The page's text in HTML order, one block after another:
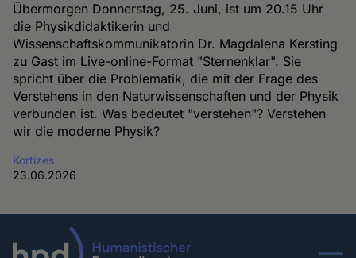
Übermorgen Donnerstag, 25. Juni, ist um 20.15 Uhr
die Physikdidaktikerin und
Wissenschaftskommunikatorin Dr. Magdalena Kersting
zu Gast im Live-online-Format "Sternenklar". Sie
spricht über die Problematik, die mit der Frage des
Verstehens in den Naturwissenschaften und der Physik
verbunden ist. Was bedeutet "verstehen"? Verstehen
wir die moderne Physik?
Kortizes
23.06.2026